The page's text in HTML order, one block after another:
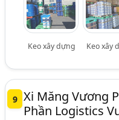
Keo xây dựng Keo xây
9 Xi Măng Vương
Phần Logistics